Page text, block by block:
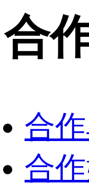
合
合
合